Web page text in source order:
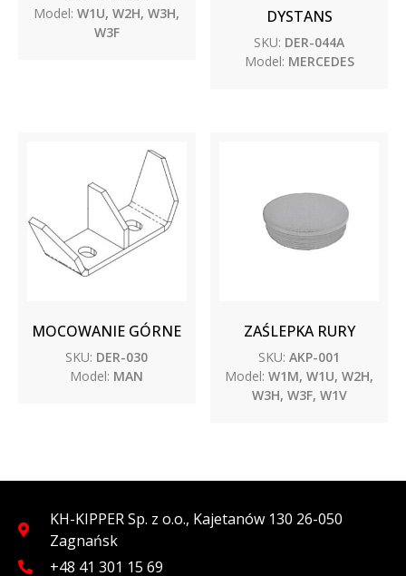
Model: W1U, W2H, W3H,
W3F
DYSTANS
SKU: DER-044A
Model: MERCEDES
MOCOWANIE GÓRNE
SKU: DER-030
Model: MAN
ZAŚLEPKA RURY
SKU: AKP-001
Model: W1M, W1U, W2H,
W3H, W3F, W1V
KH-KIPPER Sp. z o.o., Kajetanów 130 26-050
Zagnańsk
+48 41 301 15 69